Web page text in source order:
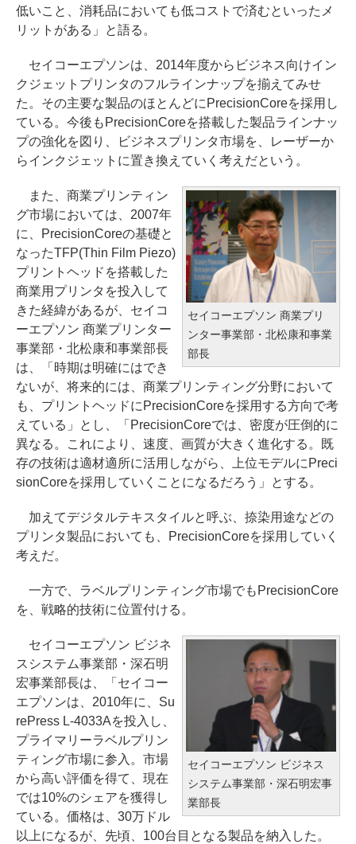
低いこと、消耗品においても低コストで済むといったメ
リットがある」と語る。
セイコーエプソンは、2014年度からビジネス向けイン
クジェットプリンタのフルラインナップを揃えてみせ
た。その主要な製品のほとんどにPrecisionCoreを採用し
ている。今後もPrecisionCoreを搭載した製品ラインナッ
プの強化を図り、ビジネスプリンタ市場を、レーザーか
らインクジェットに置き換えていく考えだという。
セイコーエプソン 商業プリ
ンター事業部・北松康和事業
部長
また、商業プリンティン
グ市場においては、2007年
に、PrecisionCoreの基礎と
なったTFP(Thin Film Piezo)
プリントヘッドを搭載した
商業用プリンタを投入して
きた経緯があるが、セイコ
ーエプソン 商業プリンター
事業部・北松康和事業部長
は、「時期は明確にはでき
ないが、将来的には、商業プリンティング分野において
も、プリントヘッドにPrecisionCoreを採用する方向で考
えている」とし、「PrecisionCoreでは、密度が圧倒的に
異なる。これにより、速度、画質が大きく進化する。既
存の技術は適材適所に活用しながら、上位モデルにPreci
sionCoreを採用していくことになるだろう」とする。
加えてデジタルテキスタイルと呼ぶ、捺染用途などの
プリンタ製品においても、PrecisionCoreを採用していく
考えだ。
一方で、ラベルプリンティング市場でもPrecisionCore
を、戦略的技術に位置付ける。
セイコーエプソン ビジネス
システム事業部・深石明宏事
業部長
セイコーエプソン ビジネ
スシステム事業部・深石明
宏事業部長は、「セイコー
エプソンは、2010年に、Su
rePress L-4033Aを投入し、
プライマリーラベルプリン
ティング市場に参入。市場
から高い評価を得て、現在
では10%のシェアを獲得し
ている。価格は、30万ドル
以上になるが、先頃、100台目となる製品を納入した。